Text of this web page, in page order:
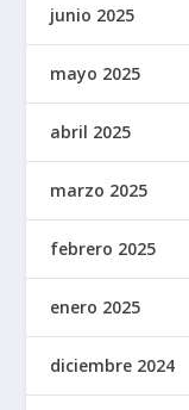
junio 2025
mayo 2025
abril 2025
marzo 2025
febrero 2025
enero 2025
diciembre 2024